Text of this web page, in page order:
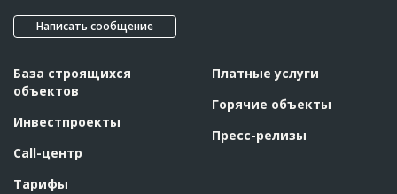
Написать сообщение
База строящихся
объектов
Инвестпроекты
Call-центр
Тарифы
Платные услуги
Горячие объекты
Пресс-релизы